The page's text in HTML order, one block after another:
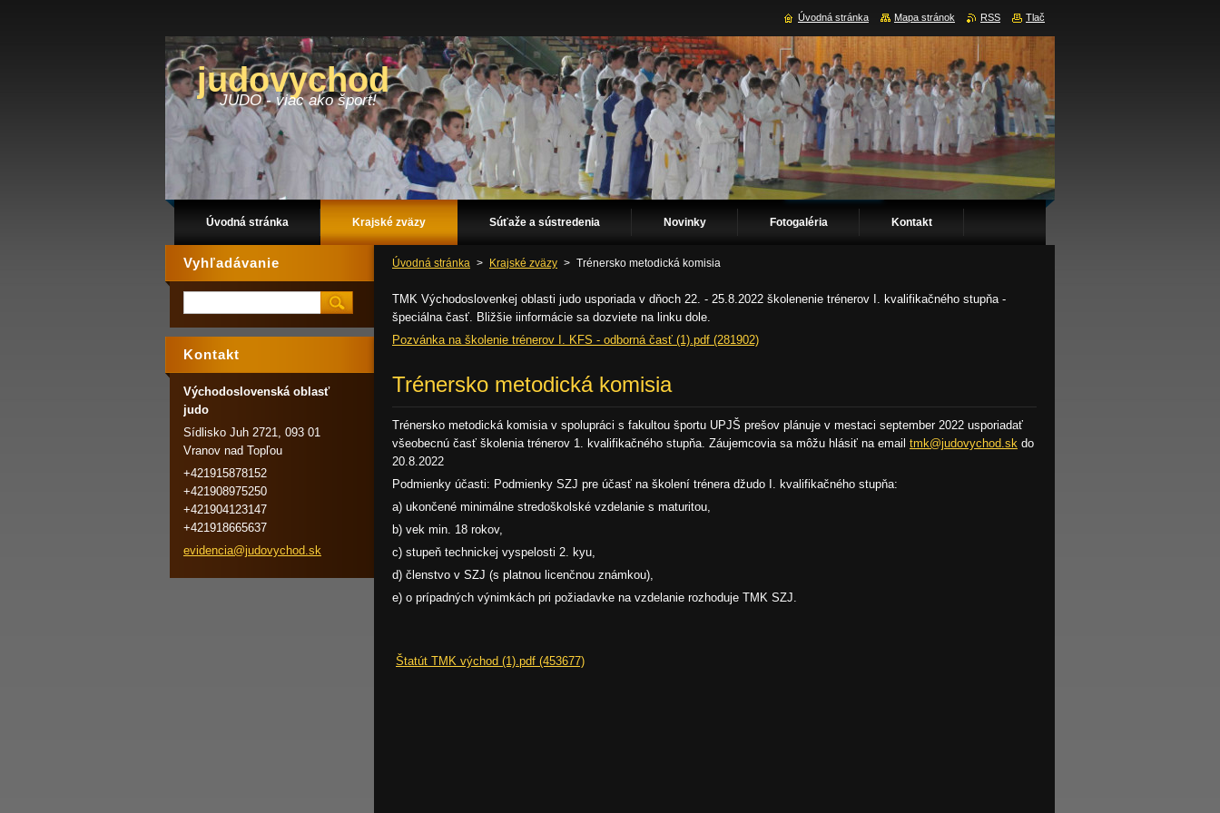
judovychod
JUDO - viac ako šport!
Úvodná stránka Krajské zväzy Súťaže a sústredenia Novinky Fotogaléria Kontakt
Úvodná stránka > Krajské zväzy > Trénersko metodická komisia
TMK Východoslovenkej oblasti judo usporiada v dňoch 22. - 25.8.2022 školenenie trénerov I. kvalifikačného stupňa -
špeciálna časť. Bližšie iinformácie sa dozviete na linku dole.
Pozvánka na školenie trénerov I. KFS - odborná časť (1).pdf (281902)
Trénersko metodická komisia
Trénersko metodická komisia v spolupráci s fakultou športu UPJŠ prešov plánuje v mestaci september 2022 usporiadať
všeobecnú časť školenia trénerov 1. kvalifikačného stupňa. Záujemcovia sa môžu hlásiť na email tmk@judovychod.sk do
20.8.2022
Podmienky účasti: Podmienky SZJ pre účasť na školení trénera džudo I. kvalifikačného stupňa:
a) ukončené minimálne stredoškolské vzdelanie s maturitou,
b) vek min. 18 rokov,
c) stupeň technickej vyspelosti 2. kyu,
d) členstvo v SZJ (s platnou licenčnou známkou),
e) o prípadných výnimkách pri požiadavke na vzdelanie rozhoduje TMK SZJ.
Štatút TMK východ (1).pdf (453677)
Vyhľadávanie
Kontakt
Východoslovenská oblasť
judo
Sídlisko Juh 2721, 093 01
Vranov nad Topľou
+421915878152
+421908975250
+421904123147
+421918665637
evidencia@judovychod.sk
Úvodná stránka Mapa stránok RSS Tlač